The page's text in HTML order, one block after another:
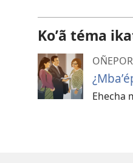
Koʼã téma
Ehecha